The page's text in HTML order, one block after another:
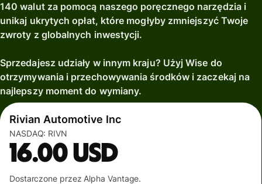
140 walut za pomocą naszego poręcznego narzędzia i
unikaj ukrytych opłat, które mogłyby zmniejszyć Twoje
zwroty z globalnych inwestycji.
Sprzedajesz udziały w innym kraju? Użyj Wise do
otrzymywania i przechowywania środków i zaczekaj na
najlepszy moment do wymiany.
Rivian Automotive Inc
NASDAQ: RIVN
16.00USD
Dostarczone przez Alpha Vantage.